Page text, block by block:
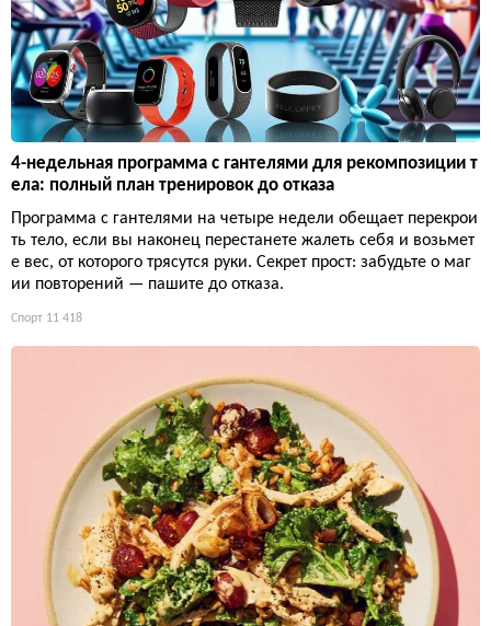
4-недельная программа с гантелями для рекомпозиции т
ела: полный план тренировок до отказа
Программа с гантелями на четыре недели обещает перекрои
ть тело, если вы наконец перестанете жалеть себя и возьмет
е вес, от которого трясутся руки. Секрет прост: забудьте о маг
ии повторений — пашите до отказа.
Спорт 11 418